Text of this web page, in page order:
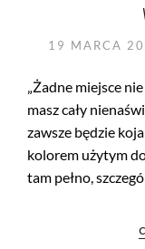
19 MARCA
„Żadne miejsce
masz cały
zawsze będzie
kolorem użytym
tam pełno,